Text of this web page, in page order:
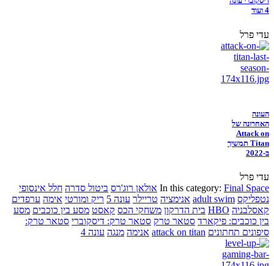
4 ועוד
עדי פרל
העונה
האחרונה של
Attack on
Titan תמשיך
ב-2022
עדי פרל
In this category: Final Space אולאן רוג'רס ביטול סדרה חלל אינסופי
נטפליקס adult swim אנימציה טריילר עונה 5 ריק ומורטי אימה ערפדים
קאסלבניה HBO בית הדרקון משחקי הכס קאסט מסע בין כוכבים מסע
בין כוכבים: פיקארד סטאר טרק סטאר טרק: דיסקוברי סטאר טרק:
סיפונים תחתונים attack on titan אנימה מנגה עונה 4